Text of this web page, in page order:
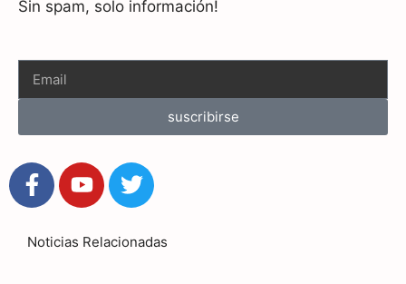
Sin spam, solo información!
suscribirse
Noticias Relacionadas